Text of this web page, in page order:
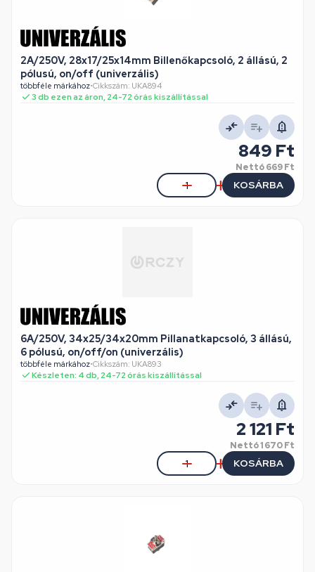
2A/250V, 28x17/25x14mm Billenőkapcsoló, 2 állású, 2
pólusú, on/off (univerzális)
többféle márkához•Cikkszám: UKA894
3 db ezen az áron, 24-72 órás kiszállítással
849 Ft
Nettó669 Ft
KOSÁRBA
6A/250V, 34x25/34x20mm Pillanatkapcsoló, 3 állású,
6 pólusú, on/off/on (univerzális)
többféle márkához•Cikkszám: UKA893
Készleten: 4 db, 24-72 órás kiszállítással
2 121 Ft
Nettó1 670 Ft
KOSÁRBA